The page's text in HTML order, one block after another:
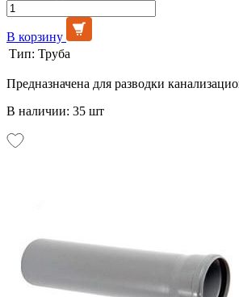
В корзину
Тип: Труба
Предназначена для разводки
В наличии: 35 шт